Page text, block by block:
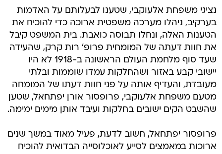
נציגי משפחת אלעוקבי, שטענו לבעלותם על האדמות
בערקיב, ניהלו מערכה משפטית ארוכה כדי להוכיח את
הטענות האלה, ונחלו תבוסה כואבת. בית המשפט קיבל
את חוות דעתה של המומחית פרופ' רות קרק, שהעידה
שעד סוף מלחמת העולם הראשונה ב-1918 לא היו
יישובי קבע באזור ושהחלקות עמדו שוממות ובלתי
מעובדת, והעדיף אותה על פני חוות דעתו של המומחה
מטעם משפחת אלעוקבי, פרופסור אורן יפתחאל, שטען
שהשבט הקים ישובים בחלקות ועיבד אותן מימים ימימה.
פרופסור יפתחאל, חשוב לדעת, פעיל מאוד במשך שנים
ארוכות במאמצים לסייע לאוכלוסייה הבדואית להוכיח